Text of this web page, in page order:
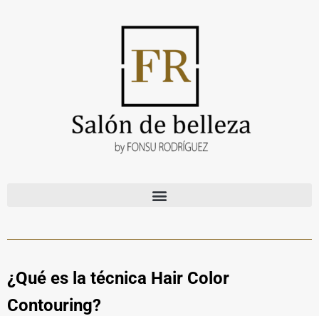
¿Qué es la técnica Hair Color
Contouring?